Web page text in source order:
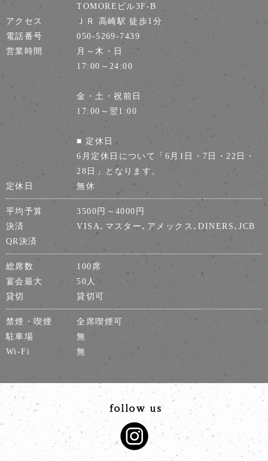
TOMOREビル3F-B
アクセス
ＪＲ 高崎駅 徒歩1分
電話番号
050-5269-7439
営業時間
月～木・日
17:00～24:00
金・土・祝前日
17:00～翌1:00
■ 定休日
6月定休日について「6月1日・7日・22日・
28日」となります。
定休日
無休
平均予算
3500円～4000円
決済
VISA､マスター､アメックス､DINERS､JCB
QR決済
総席数
100席
宴会最大
50人
貸切
貸切可
禁煙・喫煙
全席喫煙可
駐車場
無
Wi-Fi
無